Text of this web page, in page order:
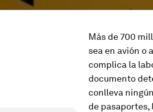
Más de 700
sea en avión o
complica la
documento
conlleva
de